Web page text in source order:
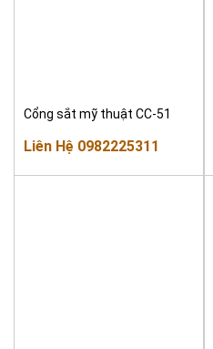
Cổng sắt mỹ thuật CC-51
Liên Hệ 0982225311